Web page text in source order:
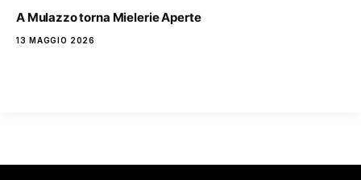
A Mulazzo torna Mielerie Aperte
13 MAGGIO 2026